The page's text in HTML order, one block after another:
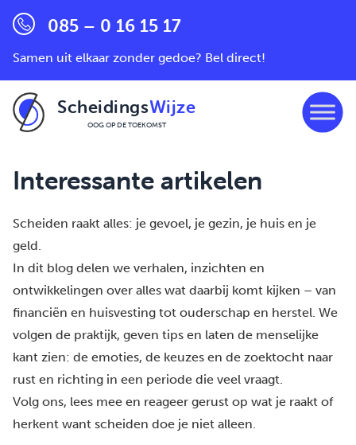
085 – 0 16 15 17
Samen uit elkaar zonder gedoe? Bel direct!
ScheidingsWijze
OOG OP DE TOEKOMST
Interessante artikelen
Scheiden raakt alles: je gevoel, je gezin, je huis en je
geld.
In dit blog delen we verhalen, inzichten en
ontwikkelingen over alles wat daarbij komt kijken – van
financiën en huisvesting tot ouderschap en herstel. We
volgen de praktijk, geven tips en laten de menselijke
kant zien: de emoties, de keuzes en de zoektocht naar
rust en richting in een periode die veel vraagt.
Volg ons, lees mee en reageer gerust op wat je raakt of
herkent want scheiden doe je niet alleen.